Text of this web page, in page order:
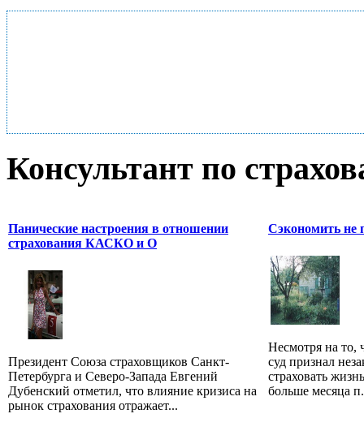
Консультант по
Панические настроения в отношении
страхования КАСКО и О
Президент Союза страховщиков Санкт-
Петербурга и Северо-Запада Евгений
Дубенский отметил, что влияние кризиса на
рынок страхования отражает...
Сэкономить не
Несмотря на
суд признал
страховать
больше месяца